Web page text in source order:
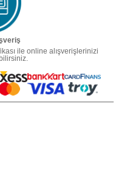
ile online alışverişlerinizi